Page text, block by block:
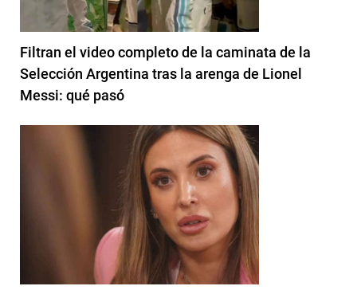
Filtran el video completo de la caminata de la
Selección Argentina tras la arenga de Lionel
Messi: qué pasó